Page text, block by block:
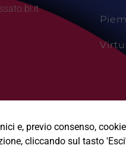
e, previo consenso,
cliccando sul tasto